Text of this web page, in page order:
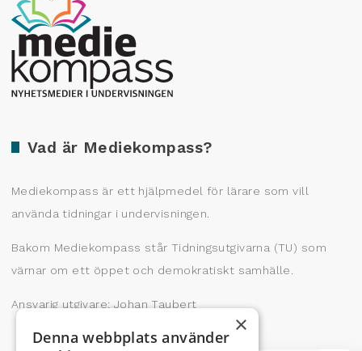
Vad är Mediekompass?
Mediekompass är ett hjälpmedel för lärare som vill
använda tidningar i undervisningen.
Bakom Mediekompass står Tidningsutgivarna (TU) som
värnar om ett öppet och demokratiskt samhälle.
Ansvarig utgivare: Johan Taubert
Producerad av Gota Media Brand Studio
×
Denna webbplats använder